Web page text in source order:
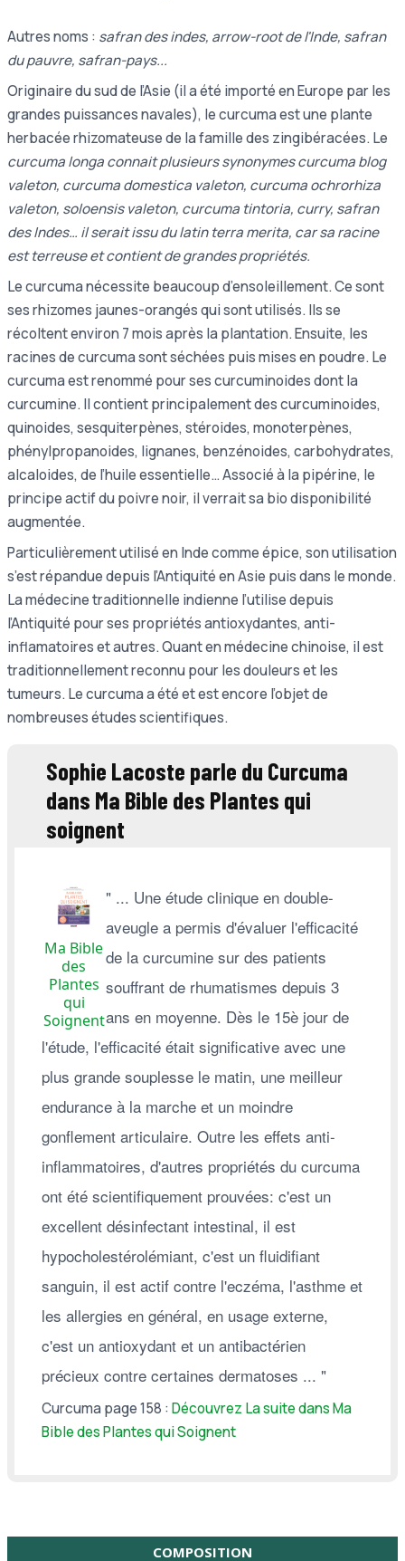
Autres noms : safran des indes, arrow-root de l'Inde, safran
du pauvre, safran-pays...
Originaire du sud de l’Asie (il a été importé en Europe par les
grandes puissances navales), le curcuma est une plante
herbacée rhizomateuse de la famille des zingibéracées. Le
curcuma longa connait plusieurs synonymes curcuma blog
valeton, curcuma domestica valeton, curcuma ochrorhiza
valeton, soloensis valeton, curcuma tintoria, curry, safran
des Indes… il serait issu du latin terra merita, car sa racine
est terreuse et contient de grandes propriétés.
Le curcuma nécessite beaucoup d’ensoleillement. Ce sont
ses rhizomes jaunes-orangés qui sont utilisés. Ils se
récoltent environ 7 mois après la plantation. Ensuite, les
racines de curcuma sont séchées puis mises en poudre. Le
curcuma est renommé pour ses curcuminoides dont la
curcumine. Il contient principalement des curcuminoides,
quinoides, sesquiterpènes, stéroides, monoterpènes,
phénylpropanoides, lignanes, benzénoides, carbohydrates,
alcaloides, de l’huile essentielle… Associé à la pipérine, le
principe actif du poivre noir, il verrait sa bio disponibilité
augmentée.
Particulièrement utilisé en Inde comme épice, son utilisation
s’est répandue depuis l’Antiquité en Asie puis dans le monde.
La médecine traditionnelle indienne l’utilise depuis
l’Antiquité pour ses propriétés antioxydantes, anti-
inflamatoires et autres. Quant en médecine chinoise, il est
traditionnellement reconnu pour les douleurs et les
tumeurs. Le curcuma a été et est encore l’objet de
nombreuses études scientifiques.
Sophie Lacoste parle du Curcuma
dans Ma Bible des Plantes qui
soignent
Ma Bible
des
Plantes
qui
Soignent
" ... Une étude clinique en double-
aveugle a permis d'évaluer l'efficacité
de la curcumine sur des patients
souffrant de rhumatismes depuis 3
ans en moyenne. Dès le 15è jour de
l'étude, l'efficacité était significative avec une
plus grande souplesse le matin, une meilleur
endurance à la marche et un moindre
gonflement articulaire. Outre les effets anti-
inflammatoires, d'autres propriétés du curcuma
ont été scientifiquement prouvées: c'est un
excellent désinfectant intestinal, il est
hypocholestérolémiant, c'est un fluidifiant
sanguin, il est actif contre l'eczéma, l'asthme et
les allergies en général, en usage externe,
c'est un antioxydant et un antibactérien
précieux contre certaines dermatoses ... "
Curcuma page 158 : Découvrez La suite dans Ma
Bible des Plantes qui Soignent
COMPOSITION